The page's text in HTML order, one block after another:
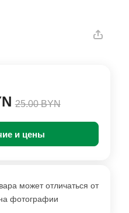
25.00 BYN
и цены
может отличаться от
фотографии